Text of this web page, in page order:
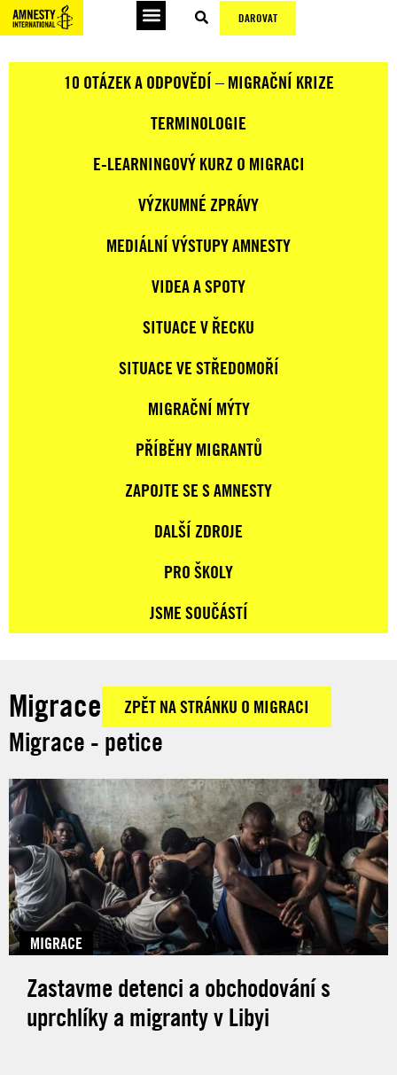
DAROVAT
10 OTÁZEK A ODPOVĚDÍ – MIGRAČNÍ KRIZE
TERMINOLOGIE
E-LEARNINGOVÝ KURZ O MIGRACI
VÝZKUMNÉ ZPRÁVY
MEDIÁLNÍ VÝSTUPY AMNESTY
VIDEA A SPOTY
SITUACE V ŘECKU
SITUACE VE STŘEDOMOŘÍ
MIGRAČNÍ MÝTY
PŘÍBĚHY MIGRANTŮ
ZAPOJTE SE S AMNESTY
DALŠÍ ZDROJE
PRO ŠKOLY
JSME SOUČÁSTÍ
Migrace ZPĚT NA STRÁNKU O MIGRACI
Migrace - petice
MIGRACE
Zastavme detenci a obchodování s
uprchlíky a migranty v Libyi